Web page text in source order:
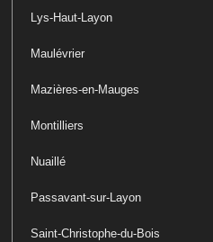
Lys-Haut-Layon
Maulévrier
Mazières-en-Mauges
Montilliers
Nuaillé
Passavant-sur-Layon
Saint-Christophe-du-Bois